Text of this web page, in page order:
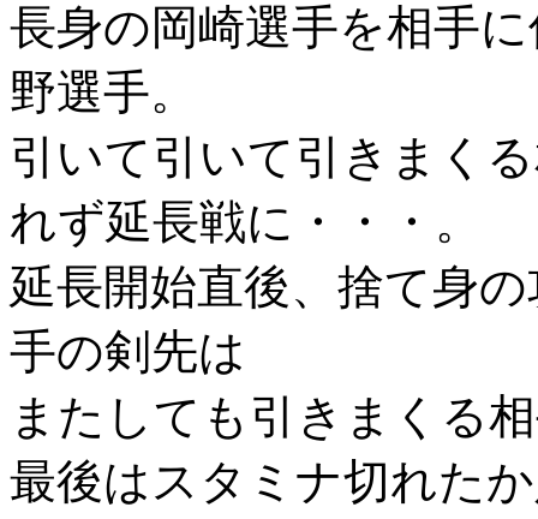
長身の岡崎選手を相手
野選手。
引いて引いて引きまく
れず延長戦に・・・。
延長開始直後、捨て身
手の剣先は
またしても引きまくる
最後はスタミナ切れた